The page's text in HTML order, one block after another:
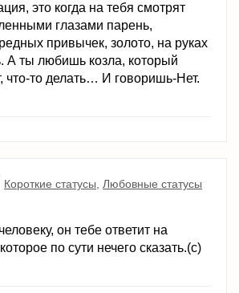
это когда на тебя смотрят
глазами парень,
привычек, золото, на руках
А ты любишь козла, который
что-то делать… И говоришь-Нет.
Короткие статусы Любовные статусы
он тебе ответит на
по сути нечего сказать.(с)